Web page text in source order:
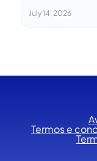
July 14, 2026
Termos e